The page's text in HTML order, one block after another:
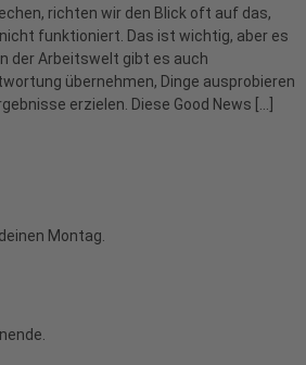
richten wir den Blick oft auf das,
funktioniert. Das ist wichtig, aber es
der Arbeitswelt gibt es auch
übernehmen, Dinge ausprobieren
erzielen. Diese Good News […]
Montag.